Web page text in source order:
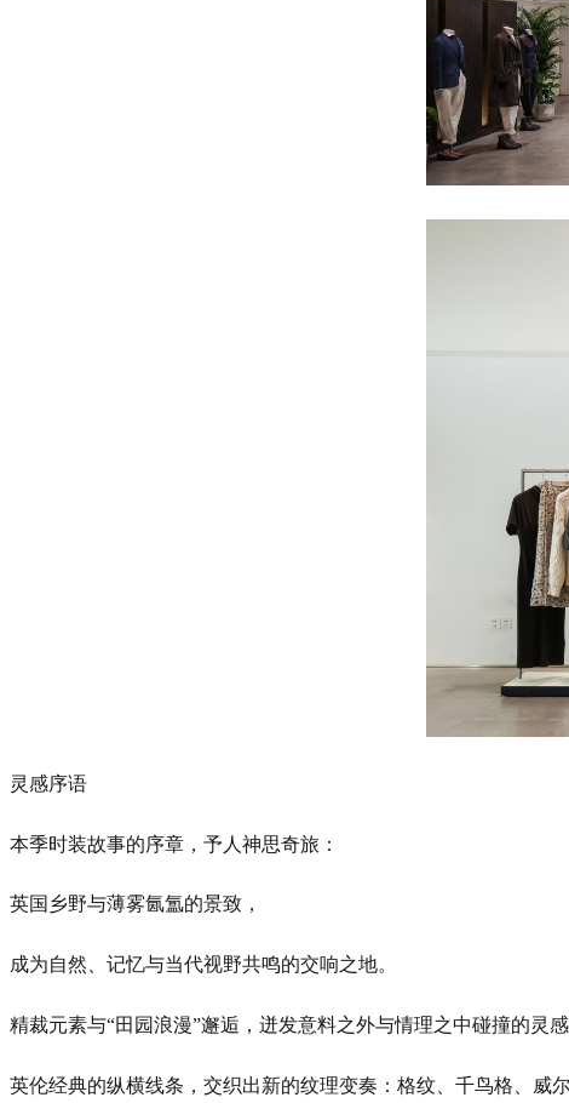
灵感序语
本季时装故事的序章，予人神思奇旅：
英国乡野与薄雾氤氲的景致，
成为自然、记忆与当代视野共鸣的交响之地。
精裁元素与“田园浪漫”邂逅，迸发意料之外与情理之中碰撞的灵
英伦经典的纵横线条，交织出新的纹理变奏：格纹、千鸟格、威